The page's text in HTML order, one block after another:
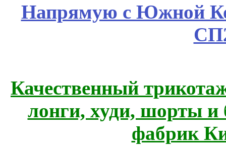
Напрямую с Южной
Качественный
лонги, худи, шорты
фабрик